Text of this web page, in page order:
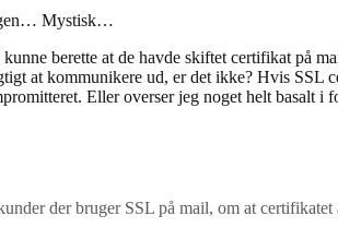
Mystisk…
berette at de havde skiftet certifikat på
at kommunikere ud, er det ikke? Hvis
Eller overser jeg noget helt basalt
der bruger SSL på mail, om at certifikatet